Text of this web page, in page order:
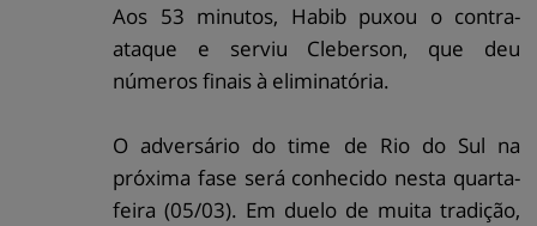
Aos 53 minutos, Habib puxou o contra-
ataque e serviu Cleberson, que deu
números finais à eliminatória.
O adversário do time de Rio do Sul na
próxima fase será conhecido nesta quarta-
feira (05/03). Em duelo de muita tradição,